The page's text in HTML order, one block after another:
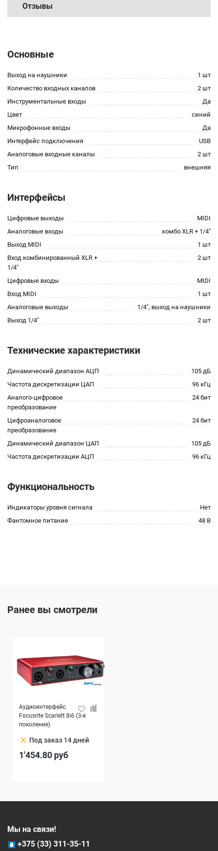
Отзывы
Основные
Выход на наушники
1 шт
Количество входных каналов
2 шт
Инструментальные входы
Да
Цвет
синий
Микрофонные входы
Да
Интерфейс подключения
USB
Аналоговые входные каналы
2 шт
Тип
внешняя
Интерфейсы
Цифровые выходы
MIDI
Аналоговые входы
комбо XLR + 1/4"
Выход MIDI
1 шт
Вход комбинированный XLR +
1/4"
2 шт
Цифровые входы
MIDI
Вход MIDI
1 шт
Аналоговые выходы
1/4", выход на наушники
Выход 1/4"
2 шт
Технические характеристики
Динамический диапазон АЦП
105 дБ
Частота дискретизации ЦАП
96 кГц
Аналого-цифровое
преобразование
24 бит
Цифроаналоговое
преобразование
24 бит
Динамический диапазон ЦАП
105 дБ
Частота дискретизации АЦП
96 кГц
Функциональность
Индикаторы уровня сигнала
Нет
Фантомное питание
48 В
Ранее вы смотрели
Аудиоинтерфейс
Focusrite Scarlett 8i6 (3-е
поколение)
clear Под заказ 14 дней
1'454.80 руб
Мы на связи!
+375 (33) 311-35-11